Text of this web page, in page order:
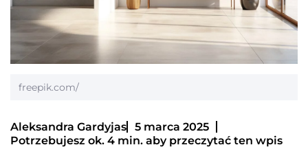
freepik.com/
Aleksandra Gardyjas
5 marca 2025
Potrzebujesz ok. 4 min. aby przeczytać ten wpis